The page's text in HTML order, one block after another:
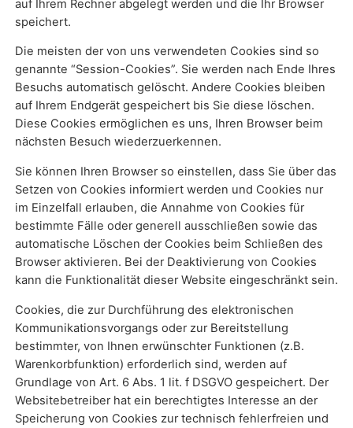
auf Ihrem Rechner abgelegt werden und die Ihr Browser
speichert.
Die meisten der von uns verwendeten Cookies sind so
genannte “Session-Cookies”. Sie werden nach Ende Ihres
Besuchs automatisch gelöscht. Andere Cookies bleiben
auf Ihrem Endgerät gespeichert bis Sie diese löschen.
Diese Cookies ermöglichen es uns, Ihren Browser beim
nächsten Besuch wiederzuerkennen.
Sie können Ihren Browser so einstellen, dass Sie über das
Setzen von Cookies informiert werden und Cookies nur
im Einzelfall erlauben, die Annahme von Cookies für
bestimmte Fälle oder generell ausschließen sowie das
automatische Löschen der Cookies beim Schließen des
Browser aktivieren. Bei der Deaktivierung von Cookies
kann die Funktionalität dieser Website eingeschränkt sein.
Cookies, die zur Durchführung des elektronischen
Kommunikationsvorgangs oder zur Bereitstellung
bestimmter, von Ihnen erwünschter Funktionen (z.B.
Warenkorbfunktion) erforderlich sind, werden auf
Grundlage von Art. 6 Abs. 1 lit. f DSGVO gespeichert. Der
Websitebetreiber hat ein berechtigtes Interesse an der
Speicherung von Cookies zur technisch fehlerfreien und